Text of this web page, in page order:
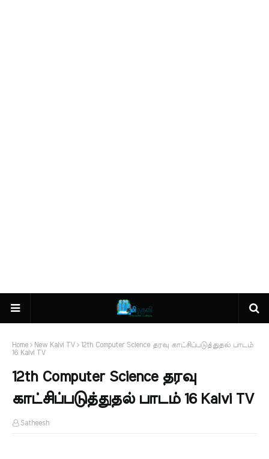
Home New Kalvi TV
12th Computer Science தரவு காட்சிப்படுத்துதல் பாடம்
16 Kalvi TV
12th Computer Science தரவு
காட்சிப்படுத்துதல் பாடம் 16 Kalvi TV
Satheesh